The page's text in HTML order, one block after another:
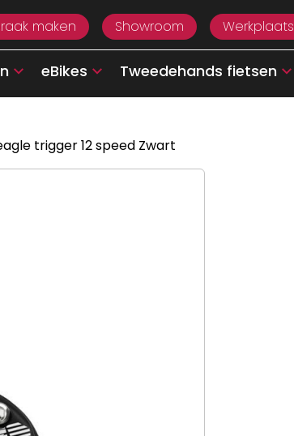
maken
Showroom Werkplaats
eBikes Tweedehands fietsen
trigger 12 speed Zwart